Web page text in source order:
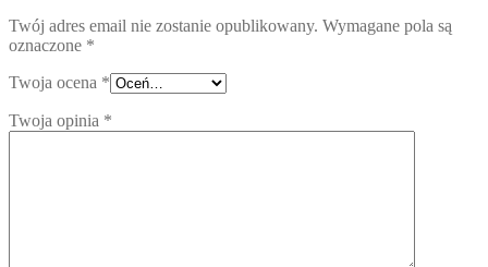
Twój adres email nie zostanie opublikowany. Wymagane pola są
oznaczone *
Twoja ocena *
Twoja opinia *